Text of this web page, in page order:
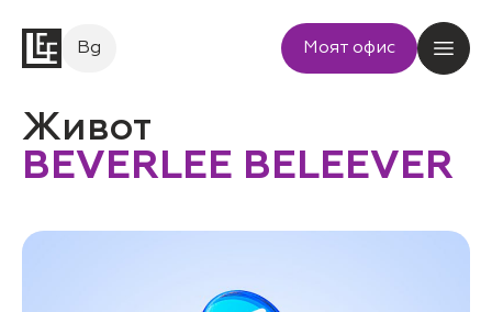
Bg Моят офис
Живот
BEVERLEE BELEEVER